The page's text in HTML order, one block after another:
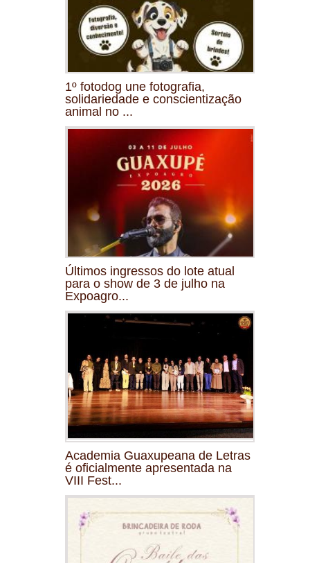
1º fotodog une fotografia,
solidariedade e conscientização
animal no ...
Últimos ingressos do lote atual
para o show de 3 de julho na
Expoagro...
Academia Guaxupeana de Letras
é oficialmente apresentada na
VIII Fest...